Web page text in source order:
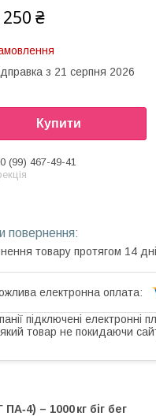
₴
з 21 серпня 2026
Купити
(99) 467-49-41
товару протягом 14
підключені електронні
товар не покидаючи
– 1000 кг біг бег